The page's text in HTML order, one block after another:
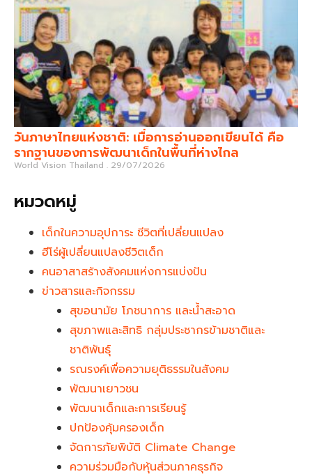
วันภาษาไทยแห่งชาติ: เมื่อการอ่านออกเขียนได้ คือ
รากฐานของการพัฒนาเด็กในพื้นที่ห่างไกล
World Vision Thailand 29/07/2026
หมวดหมู่
เด็กในความอุปการะ ชีวิตที่เปลี่ยนแปลง
ฮีโร่ผู้เปลี่ยนแปลงชีวิตเด็ก
คนอาสาสร้างสังคมแห่งการแบ่งปัน
ข่าวสารและกิจกรรม
สุขอนามัย โภชนาการ และน้ำสะอาด
สุขภาพและสิทธิ กลุ่มประชากรข้ามชาติและ
ชาติพันธุ์
รณรงค์เพื่อความยุติธรรมในสังคม
พัฒนาเยาวชน
พัฒนาเด็กและการเรียนรู้
ปกป้องคุ้มครองเด็ก
จัดการภัยพิบัติ Climate Change
ความร่วมมือกับหุ้นส่วนภาคธุรกิจ